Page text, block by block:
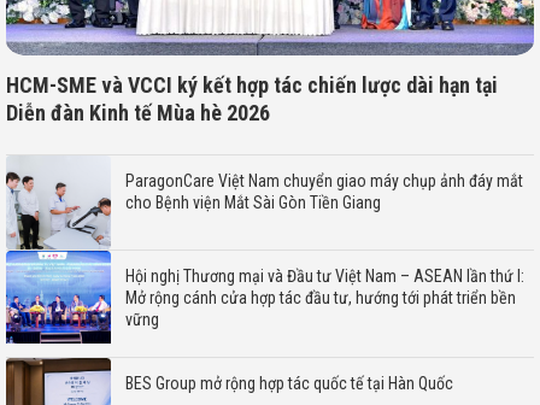
HCM-SME và VCCI ký kết hợp tác chiến lược dài hạn tại
Diễn đàn Kinh tế Mùa hè 2026
ParagonCare Việt Nam chuyển giao máy chụp ảnh đáy mắt
cho Bệnh viện Mắt Sài Gòn Tiền Giang
Hội nghị Thương mại và Đầu tư Việt Nam – ASEAN lần thứ I:
Mở rộng cánh cửa hợp tác đầu tư, hướng tới phát triển bền
vững
BES Group mở rộng hợp tác quốc tế tại Hàn Quốc